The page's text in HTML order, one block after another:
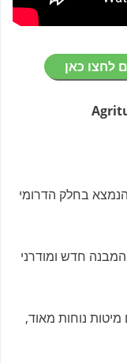
לחצו כאן
הנמצא בחלק הדרומי
המבנה חדש ומודרני
נוחות מאוד,